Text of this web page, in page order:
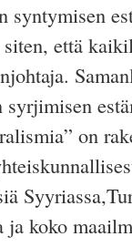
syntymisen
että
on
koko